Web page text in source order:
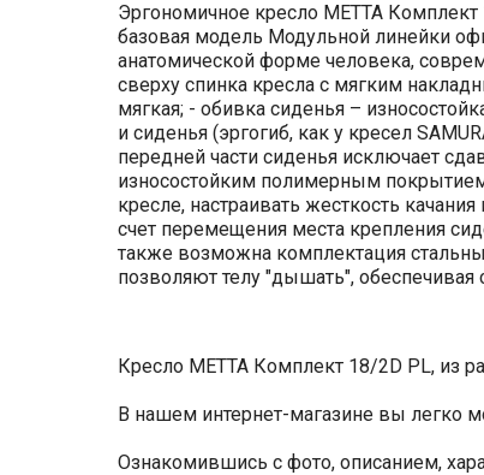
Эргономичное кресло МЕТТА Комплект
базовая модель Модульной линейки
анатомической форме человека,
сверху спинка кресла с мягким
мягкая; - обивка сиденья –
и сиденья (эргогиб, как у кресел
передней части сиденья исключает
износостойким полимерным покрытием
кресле, настраивать жесткость
счет перемещения места крепления
также возможна комплектация
позволяют телу "дышать",
Кресло МЕТТА Комплект 18/2D PL, из
В нашем интернет-магазине вы легко
Ознакомившись с фото, описанием,